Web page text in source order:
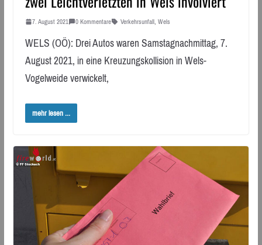
7. August 2021 0 Kommentare Verkehrsunfall, Wels
WELS (OÖ): Drei Autos waren Samstagnachmittag, 7.
August 2021, in eine Kreuzungskollision in Wels-
Vogelweide verwickelt,
mehr lesen ...